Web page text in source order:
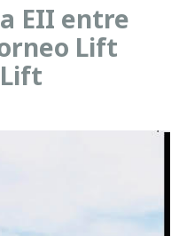
EII entre
Lift